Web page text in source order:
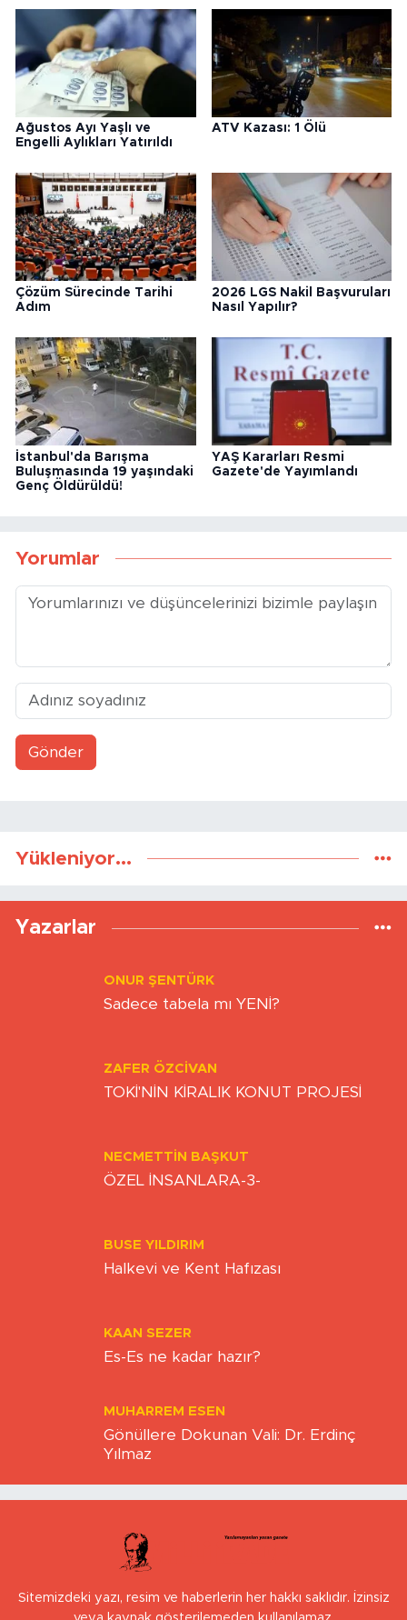
Ağustos Ayı Yaşlı ve
Engelli Aylıkları Yatırıldı
ATV Kazası: 1 Ölü
Çözüm Sürecinde Tarihi
Adım
2026 LGS Nakil Başvuruları
Nasıl Yapılır?
İstanbul'da Barışma
Buluşmasında 19 yaşındaki
Genç Öldürüldü!
YAŞ Kararları Resmi
Gazete'de Yayımlandı
Yorumlar
Gönder
Yükleniyor...
Yazarlar
ONUR ŞENTÜRK
Sadece tabela mı YENİ?
ZAFER ÖZCIVAN
TOKİ'NİN KİRALIK KONUT PROJESİ
NECMETTIN BAŞKUT
ÖZEL İNSANLARA-3-
BUSE YILDIRIM
Halkevi ve Kent Hafızası
KAAN SEZER
Es-Es ne kadar hazır?
MUHARREM ESEN
Gönüllere Dokunan Vali: Dr. Erdinç
Yılmaz
Sitemizdeki yazı, resim ve haberlerin her hakkı saklıdır. İzinsiz